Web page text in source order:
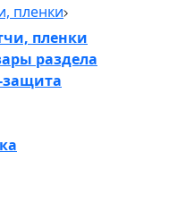
пленки
пленки
раздела
защита